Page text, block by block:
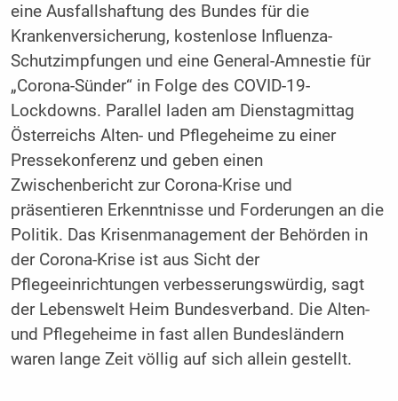
eine Ausfallshaftung des Bundes für die
Krankenversicherung, kostenlose Influenza-
Schutzimpfungen und eine General-Amnestie für
„Corona-Sünder“ in Folge des COVID-19-
Lockdowns. Parallel laden am Dienstagmittag
Österreichs Alten- und Pflegeheime zu einer
Pressekonferenz und geben einen
Zwischenbericht zur Corona-Krise und
präsentieren Erkenntnisse und Forderungen an die
Politik. Das Krisenmanagement der Behörden in
der Corona-Krise ist aus Sicht der
Pflegeeinrichtungen verbesserungswürdig, sagt
der Lebenswelt Heim Bundesverband. Die Alten-
und Pflegeheime in fast allen Bundesländern
waren lange Zeit völlig auf sich allein gestellt.